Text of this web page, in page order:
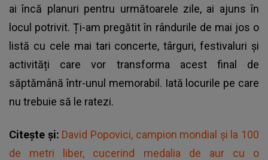
ai încă planuri pentru următoarele zile, ai ajuns în
locul potrivit. Ți-am pregătit în rândurile de mai jos o
listă cu cele mai tari concerte, târguri, festivaluri și
activități care vor transforma acest final de
săptămână într-unul memorabil. Iată locurile pe care
nu trebuie să le ratezi.
Citește și: David Popovici, campion mondial și la 100
de metri liber, cucerind medalia de aur cu o